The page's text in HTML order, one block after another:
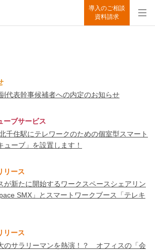
導入のご相談
資料請求
代表幹事候補者への内定のお知らせ
ーブサービス
千住駅にテレワークのための個室型スマート
ューブ」を設置します！
リース
が新たに開始するワークスペースシェアリン
SMX」とスマートワークブース「テレキ
リース
のサラリーマンを熱演！？ オフィスの「会